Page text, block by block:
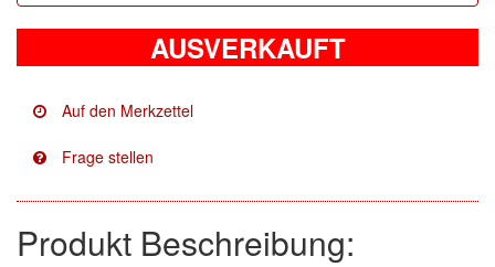
(2)
Facdos
Finixa
Indasa
(2)
KWASNY
(8)
Mirka
AUSVERKAUFT
Produkt Beschreibung: